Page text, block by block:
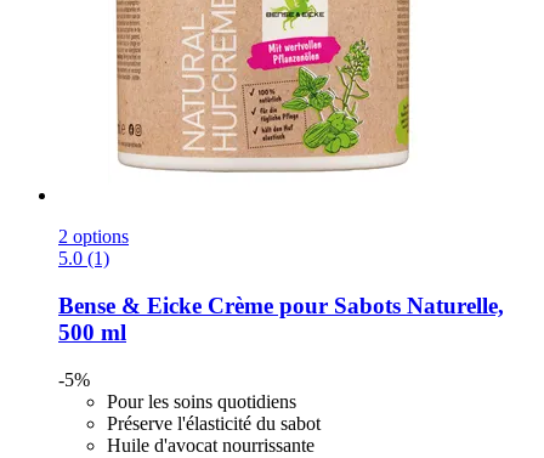
2 options
5.0 (1)
Bense & Eicke Crème pour Sabots Naturelle,
500 ml
-5%
Pour les soins quotidiens
Préserve l'élasticité du sabot
Huile d'avocat nourrissante